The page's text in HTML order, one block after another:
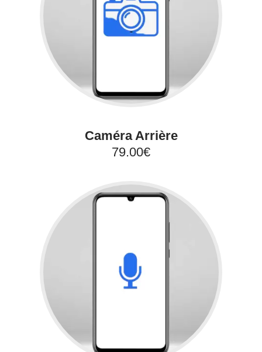
Caméra Arrière
79.00€